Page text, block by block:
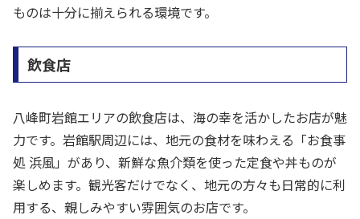
ものは十分に揃えられる環境です。
飲食店
八峰町岩館エリアの飲食店は、海の幸を活かしたお店が魅
力です。岩館駅周辺には、地元の食材を味わえる「お食事
処 浜風」があり、新鮮な魚介類を使った定食や丼ものが
楽しめます。観光客だけでなく、地元の方々も日常的に利
用する、親しみやすい雰囲気のお店です。